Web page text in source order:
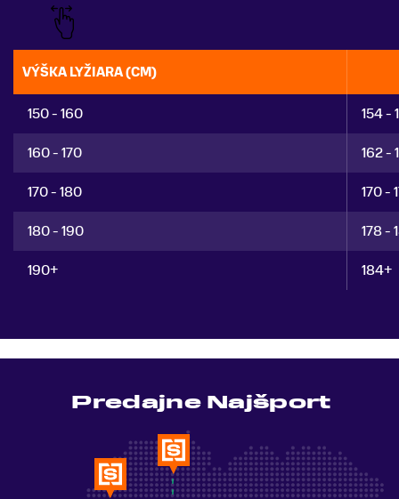
VÝŠKA LYŽIARA (CM)
150 - 160
154 -
160 - 170
162 -
170 - 180
170 -
180 - 190
178 -
190+
184+
Predajne Najšport